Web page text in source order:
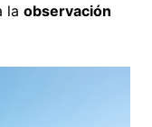
la observación